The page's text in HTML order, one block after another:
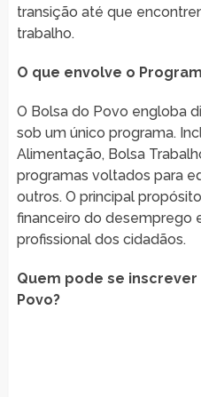
transição até que
trabalho.
O que envolve o
O Bolsa do Povo engloba
sob um único programa.
Alimentação, Bolsa
programas voltados para
outros. O principal
financeiro do desemprego
profissional dos cidadãos.
Quem pode se
Povo?